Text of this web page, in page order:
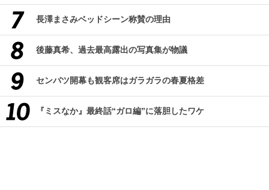
長澤まさみベッドシーン称賛の理由
後藤真希、過去最高露出の写真集が物議
センバツ開幕も観客席はガラガラの春夏格差
『ミスなか』最終話“ガロ編”に落胆したワケ